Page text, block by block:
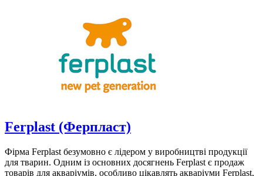
Ferplast (Ферпласт)
Фірма Ferplast безумовно є лідером у виробництві продукції
для тварин. Одним із основних досягнень Ferplast є продаж
товарів для акваріумів, особливо цікавлять акваріуми Ferplast,